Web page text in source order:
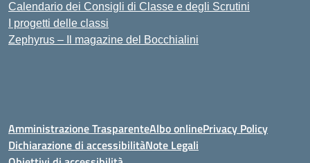
Calendario dei Consigli di Classe e degli Scrutini
I progetti delle classi
Zephyrus – Il magazine del Bocchialini
Amministrazione TrasparenteAlbo onlinePrivacy Policy
Dichiarazione di accessibilitàNote Legali